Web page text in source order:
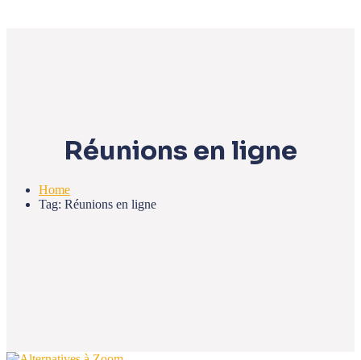
Réunions en ligne
Home
Tag: Réunions en ligne